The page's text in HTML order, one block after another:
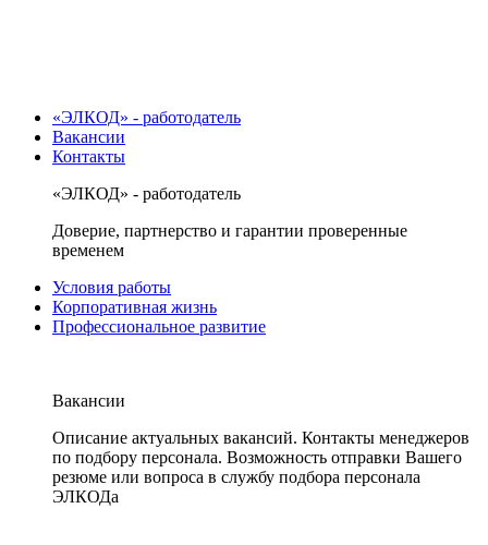
«ЭЛКОД» - работодатель
Вакансии
Контакты
«ЭЛКОД» - работодатель
Доверие, партнерство и гарантии проверенные
временем
Условия работы
Корпоративная жизнь
Профессиональное развитие
Вакансии
Описание актуальных вакансий. Контакты менеджеров
по подбору персонала. Возможность отправки Вашего
резюме или вопроса в службу подбора персонала
ЭЛКОДа